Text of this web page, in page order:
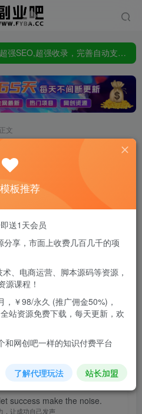
点此査看:站长同款主题，超强SEO,超强收录，完善自动支付会员功能，轻松打造高权重，高收录网站
点此査看:站长同款主题，超强SEO,超强收录，完善自动支付会员功能，轻松打造高权重，高收录网站
只要98元开通VIP会员，终身下载各大机构内部资源,一站式草根创业基地,最新最强网赚教程大全，小投入，大回报!
正文
抢先占领小红书无货源电
看
9.9
顶级代理免费
购买
！建议登陆后购买，可保存购买订单
success make the noise.
，让成功自己发声
板推荐
送1天会员
享，市面上收费几百几千的项
、电商运营、脚本源码等资源，
源课程！
￥98/永久 (推广佣金50%)，
站资源免费下载，每天更新，欢
和网创吧一样的知识付费平台
了解代理玩法 站长加盟